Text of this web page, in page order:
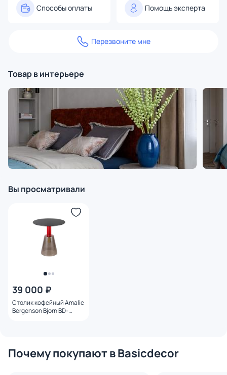
Способы оплаты Помощь эксперта
Перезвоните мне
Товар в интерьере
Вы просматривали
39 000 ₽
Столик кофейный Amalie
Bergenson Bjorn BD-
Почему покупают в Basicdecor